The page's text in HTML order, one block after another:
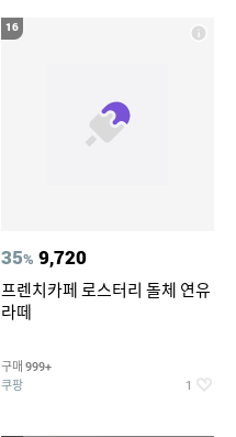
16
35% 9,720
프렌치카페 로스터리 돌체 연유
라떼
구매 999+
쿠팡 1